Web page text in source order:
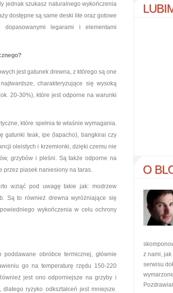
jednak szukasz naturalnego wykończenia
dostępne są same deski lite oraz gotowe
legarami i elementami
jest gatunek drewna, z którego są one
charakteryzujące się wysoką
20-30%), które jest odporne na warunki
które spełnia te właśnie wymagania.
gatunki teak, ipe (lapacho), bangkirai czy
oleistych i krzemionki, dzięki czemu nie
grzybów i pleśni. Są także odporne na
przez piasek naniesiony na taras.
wziąć pod uwagę takie jak: modrzew
Są to również drewna wyróżniające się
wykończenia w celu ochrony
obróbce termicznej, głównie
go na temperaturę rzędu 150-220
jest ono odporniejsze na grzyby i
ryzyko odkształceń jest mniejsze.
O
z nami,
serwisu